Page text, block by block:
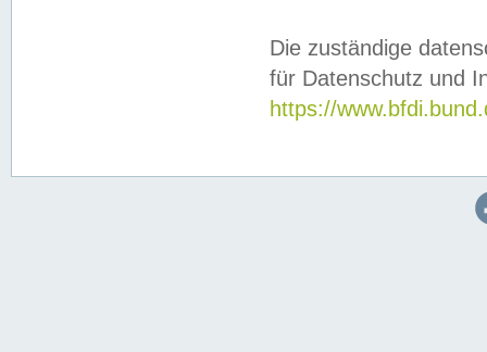
Die zuständige
für Datenschutz und
https://